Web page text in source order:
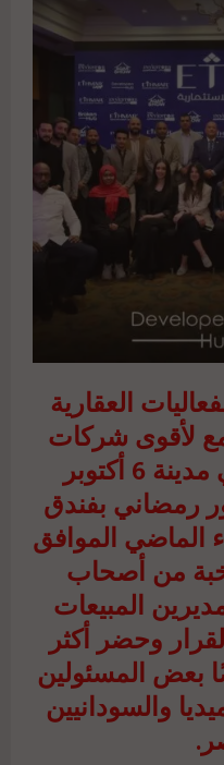
العقارية
لأقوى شركات
التطوير العقاري في مدينة 6 أكتوبر
رمضاني بفندق
الماضي الموافق
من أصحاب
المبيعات
وحضر أكثر
بعض المسئولين
والسودانيين